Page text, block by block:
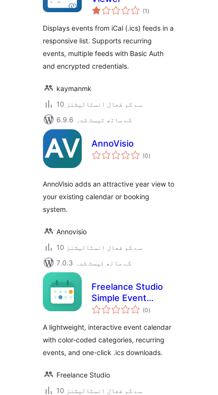
(1 مجموعی
درجہ
)
Displays events from iCal (.ics) feeds in a
responsive list. Supports recurring
events, multiple feeds with Basic Auth
and encrypted credentials.
kaymanmk
10 سے کم فعال انسٹالیشنز
6.9.6 کے ساتھ ٹیسٹ شدہ
AnnoVisio
(0مجموعی
درجہ
)
AnnoVisio adds an attractive year view to
your existing calendar or booking
system.
Annovisio
10 سے کم فعال انسٹالیشنز
7.0.3 کے ساتھ ٹیسٹ شدہ
Freelance Studio
Simple Event
Calendar
(0مجموعی
درجہ
)
A lightweight, interactive event calendar
with color-coded categories, recurring
events, and one-click .ics downloads.
Freelance Studio
10 سے کم فعال انسٹالیشنز